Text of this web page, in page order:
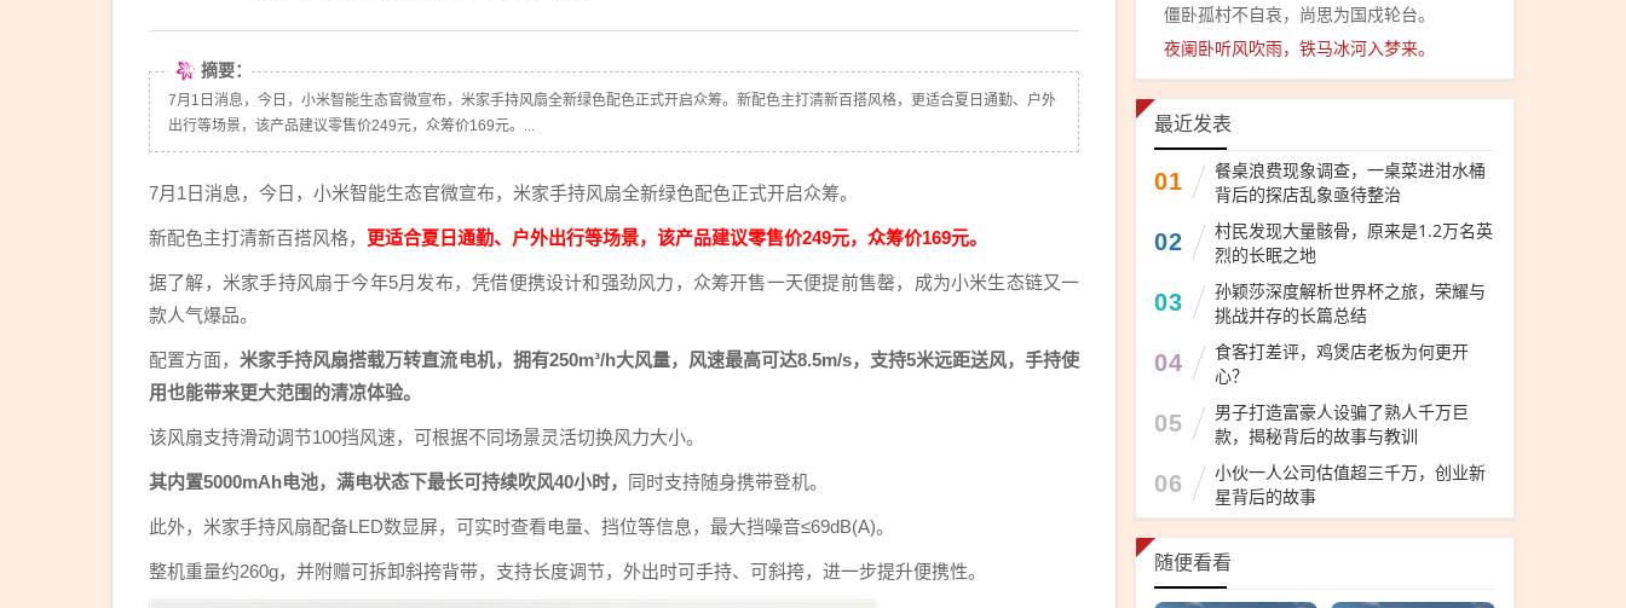
摘要：
7月1日消息，今日，小米智能生态官微宣布，米家手持风扇全新绿色配色正式开启众筹。新配色主打清新百搭风格，更适合夏日通勤、户外
出行等场景，该产品建议零售价249元，众筹价169元。...
7月1日消息，今日，小米智能生态官微宣布，米家手持风扇全新绿色配色正式开启众筹。
新配色主打清新百搭风格， 更适合夏日通勤、户外出行等场景，该产品建议零售价249元，众筹价169元。
据了解，米家手持风扇于今年5月发布，凭借便携设计和强劲风力，众筹开售一天便提前售罄，成为小米生态链又一
款人气爆品。
配置方面， 米家手持风扇搭载万转直流电机，拥有250m³/h大风量，风速最高可达8.5m/s，支持5米远距送风，手持使
用也能带来更大范围的清凉体验。
该风扇支持滑动调节100挡风速，可根据不同场景灵活切换风力大小。
其内置5000mAh电池，满电状态下最长可持续吹风40小时， 同时支持随身携带登机。
此外，米家手持风扇配备LED数显屏，可实时查看电量、挡位等信息，最大挡噪音≤69dB(A)。
整机重量约260g，并附赠可拆卸斜挎背带，支持长度调节，外出时可手持、可斜挎，进一步提升便携性。
僵卧孤村不自哀，尚思为国戍轮台。
夜阑卧听风吹雨，铁马冰河入梦来。
最近发表
01
餐桌浪费现象调查，一桌菜进泔水桶
背后的探店乱象亟待整治
02
村民发现大量骸骨，原来是1.2万名英
烈的长眠之地
03
孙颖莎深度解析世界杯之旅，荣耀与
挑战并存的长篇总结
04
食客打差评，鸡煲店老板为何更开
心？
05
男子打造富豪人设骗了熟人千万巨
款，揭秘背后的故事与教训
06
小伙一人公司估值超三千万，创业新
星背后的故事
随便看看